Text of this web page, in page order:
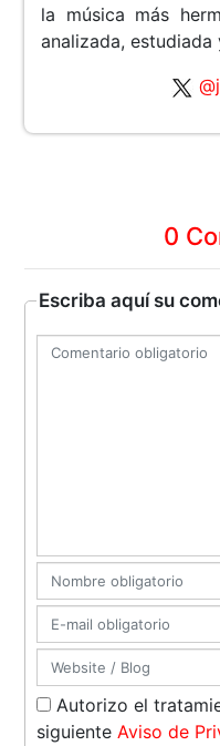
la música más
analizada,
0
Escriba aquí su
Autorizo el
siguienteAviso de